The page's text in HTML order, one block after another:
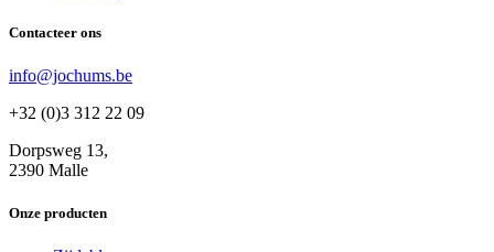
Contacteer ons
info@jochums.be
+32 (0)3 312 22 09
Dorpsweg 13,
2390 Malle
Onze producten